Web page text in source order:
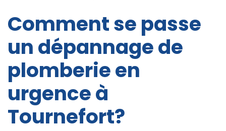
Comment se passe
un dépannage de
plomberie en
urgence à
Tournefort?